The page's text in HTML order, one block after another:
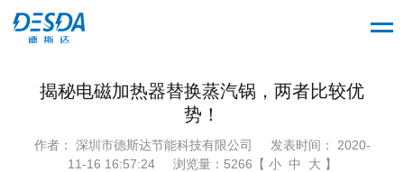
揭秘电磁加热器替换蒸汽锅，两者比较优
势！
作者： 深圳市德斯达节能科技有限公司
发表时间： 2020-
11-16 16:57:24
浏览量：5266【 小 中 大 】